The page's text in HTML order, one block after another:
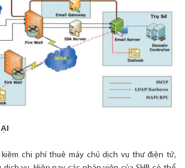
chi phí thuê máy chủ dịch vụ thư điện tử,